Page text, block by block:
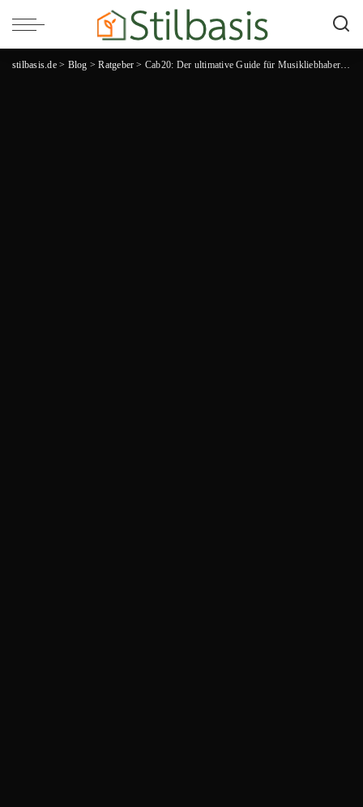
stilbasis.de> Blog >Ratgeber > Cab20: Der ultimative Guide für Musikliebhaber – Wie diese einzigartige Band die Herzen der Zuhörer erobert